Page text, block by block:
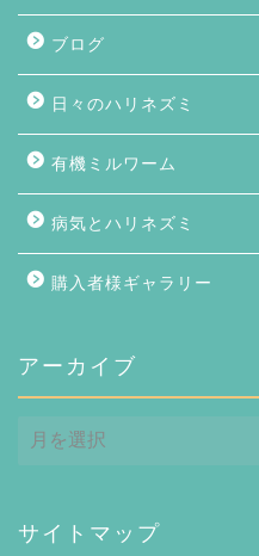
ブログ
日々のハリネズミ
有機ミルワーム
病気とハリネズミ
購入者様ギャラリー
アーカイブ
ー
ブ
サイトマップ